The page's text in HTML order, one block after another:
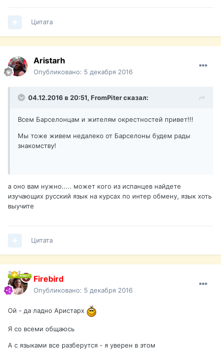
Цитата
Aristarh
Опубликовано: 5 декабря 2016
04.12.2016 в 20:51, FromPiterсказал:
Всем Барселонцам и жителям окрестностей привет!!!
Мы тоже живем недалеко от Барселоны будем рады
знакомству!
а оно вам нужно..... может кого из испанцев найдете
изучающих русский язык на курсах по интер обмену, язык хоть
выучите
Цитата
Firebird
Опубликовано: 5 декабря 2016
Ой - да ладно Аристарх
Я со всеми общаюсь
А с языками все разберутся - я уверен в этом